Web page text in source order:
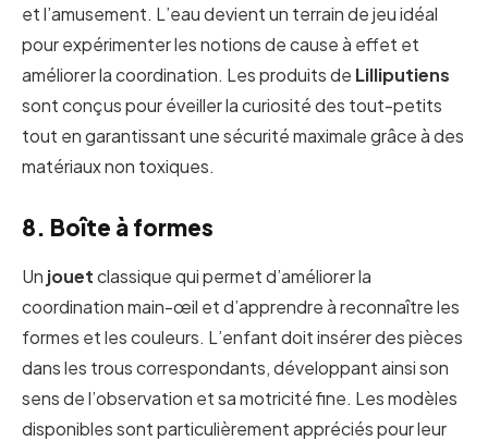
et l’amusement. L’eau devient un terrain de jeu idéal
pour expérimenter les notions de cause à effet et
améliorer la coordination. Les produits de Lilliputiens
sont conçus pour éveiller la curiosité des tout-petits
tout en garantissant une sécurité maximale grâce à des
matériaux non toxiques.
8. Boîte à formes
Un jouetclassique qui permet d’améliorer la
coordination main-œil et d’apprendre à reconnaître les
formes et les couleurs. L’enfant doit insérer des pièces
dans les trous correspondants, développant ainsi son
sens de l’observation et sa motricité fine. Les modèles
disponibles sont particulièrement appréciés pour leur